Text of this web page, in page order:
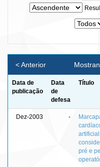
< Anterior
Data de
publicação
Data
de
defesa
Título
Dez-2003 -
pré e